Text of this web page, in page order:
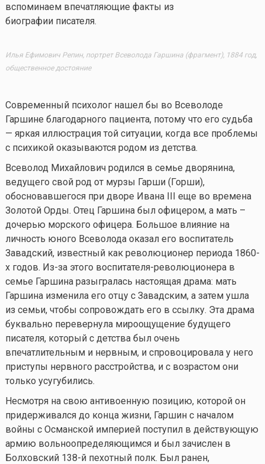
вспоминаем впечатляющие факты из
биографии писателя.
Илья Ефимович Репин, портрет Всеволода Гаршина (фрагмент), 1884 год,
общественное достояние
Современный психолог нашел бы во Всеволоде
Гаршине благодарного пациента, потому что его судьба
— яркая иллюстрация той ситуации, когда все проблемы
с психикой оказываются родом из детства.
Всеволод Михайлович родился в семье дворянина,
ведущего свой род от мурзы Гарши (Горши),
обосновавшегося при дворе Ивана III еще во времена
Золотой Орды. Отец Гаршина был офицером, а мать –
дочерью морского офицера. Большое влияние на
личность юного Всеволода оказал его воспитатель
Завадский, известный как революционер периода 1860-
х годов. Из-за этого воспитателя-революционера в
семье Гаршина разыгралась настоящая драма: мать
Гаршина изменила его отцу с Завадским, а затем ушла
из семьи, чтобы сопровождать его в ссылку. Эта драма
буквально перевернула мироощущение будущего
писателя, который с детства был очень
впечатлительным и нервным, и спровоцировала у него
приступы нервного расстройства, и с возрастом они
только усугубились.
Несмотря на свою антивоенную позицию, которой он
придерживался до конца жизни, Гаршин с началом
войны с Османской империей поступил в действующую
армию вольноопределяющимся и был зачислен в
Болховский 138-й пехотный полк. Был ранен,